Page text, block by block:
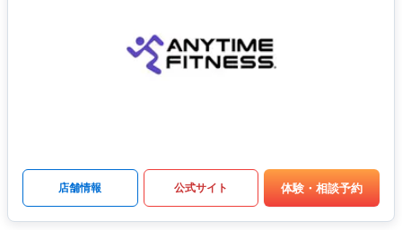
店舗情報 公式サイト 体験・相談予約